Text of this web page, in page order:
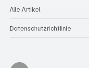
Alle Artikel
Datenschutzrichtlinie